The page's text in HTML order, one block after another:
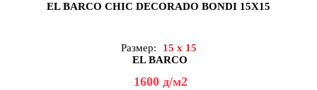
EL BARCO CHIC DECORADO BONDI 15X15
Размер:
15 x 15
EL BARCO
1600 д/м2